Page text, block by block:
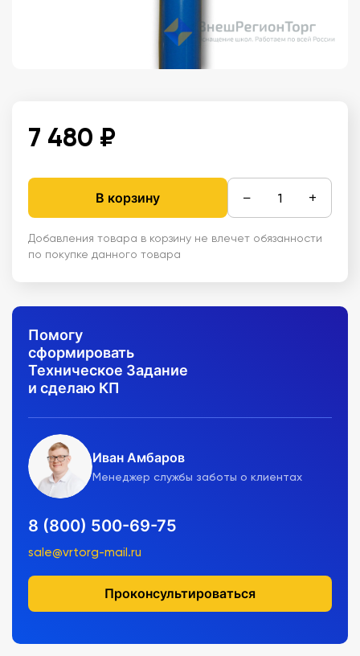
7 480 ₽
В корзину − +
Добавления товара в корзину не влечет обязанности
по покупке данного товара
Помогу
сформировать
Техническое Задание
и сделаю КП
Иван Амбаров
Менеджер службы заботы о клиентах
8 (800) 500-69-75
sale@vrtorg-mail.ru
Проконсультироваться